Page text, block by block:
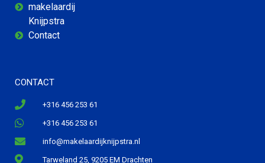
makelaardij
Knijpstra
Contact
CONTACT
+316 456 253 61
+316 456 253 61
info@makelaardijknijpstra.nl
Tarweland 25, 9205 EM Drachten